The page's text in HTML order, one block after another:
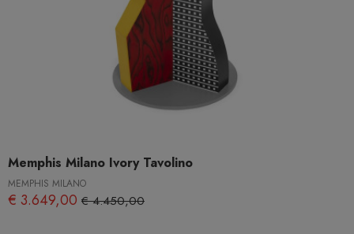
Memphis Milano Ivory Tavolino
MEMPHIS MILANO
€ 3.649,00 € 4.450,00